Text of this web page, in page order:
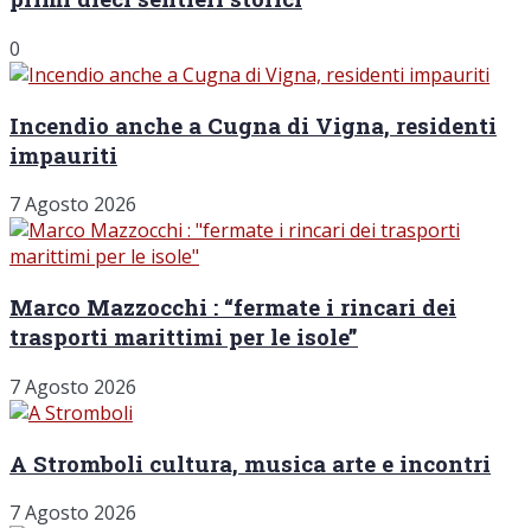
0
Incendio anche a Cugna di Vigna, residenti
impauriti
7 Agosto 2026
Marco Mazzocchi : “fermate i rincari dei
trasporti marittimi per le isole”
7 Agosto 2026
A Stromboli cultura, musica arte e incontri
7 Agosto 2026